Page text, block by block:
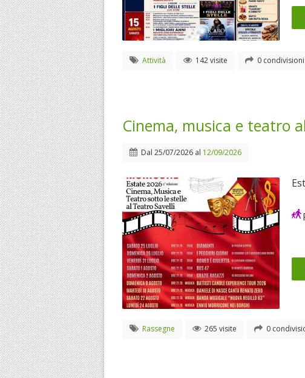
Attività 142 visite 0 condivisioni
Cinema, musica e teatro
Dal 25/07/2026 al 12/09/2026
Rassegne 265 visite 0